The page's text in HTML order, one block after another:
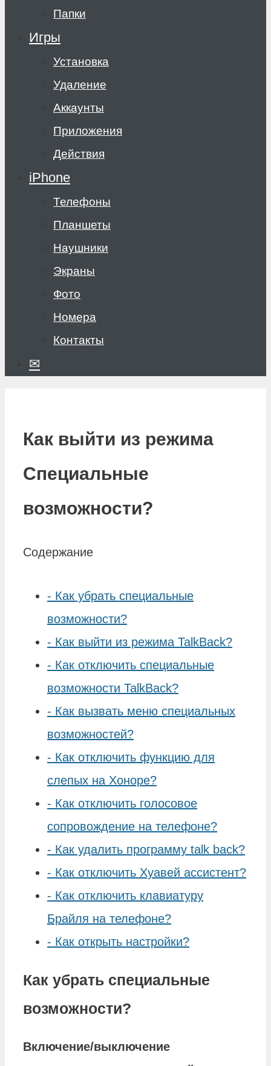
Папки
Игры
Установка
Удаление
Аккаунты
Приложения
Действия
iPhone
Телефоны
Планшеты
Наушники
Экраны
Фото
Номера
Контакты
✉
Как выйти из режима
Специальные
возможности?
Содержание
- Как убрать специальные
возможности?
- Как выйти из режима TalkBack?
- Как отключить специальные
возможности TalkBack?
- Как вызвать меню специальных
возможностей?
- Как отключить функцию для
слепых на Хоноре?
- Как отключить голосовое
сопровождение на телефоне?
- Как удалить программу talk back?
- Как отключить Хуавей ассистент?
- Как отключить клавиатуру
Брайля на телефоне?
- Как открыть настройки?
Как убрать специальные
возможности?
Включение/выключение